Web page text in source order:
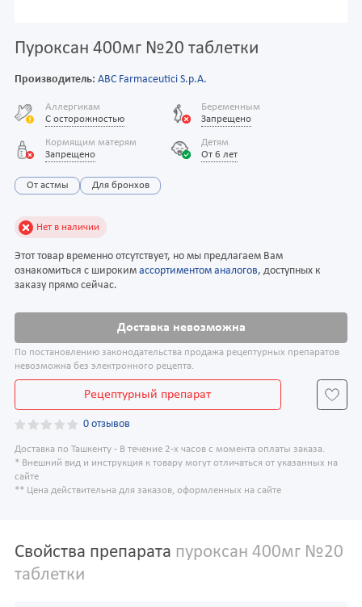
Пуроксан 400мг №20 таблетки
Производитель: ABC Farmaceutici S.p.A.
Аллергикам
С осторожностью
Беременным
Запрещено
Кормящим матерям
Запрещено
Детям
От 6 лет
От астмы Для бронхов
Нет в наличии
Этот товар временно отсутствует, но мы предлагаем Вам
ознакомиться с широким ассортиментом аналогов, доступных к
заказу прямо сейчас.
Доставка невозможна
По постановлению законодательства продажа рецептурных препаратов
невозможна без электронного рецепта.
Рецептурный препарат
0 отзывов
Доставка по Ташкенту - В течение 2-х часов с момента оплаты заказа.
* Внешний вид и инструкция к товару могут отличаться от указанных на
сайте
** Цена действительна для заказов, оформленных на сайте
Свойства препарата пуроксан 400мг №20
таблетки